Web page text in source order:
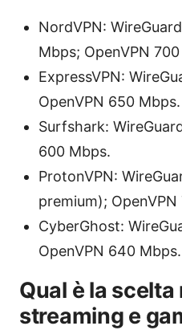
NordVPN:
Mbps; OpenVPN
ExpressVPN:
OpenVPN 650 Mbps.
Surfshark:
600 Mbps.
ProtonVPN:
premium);
CyberGhost:
OpenVPN 640 Mbps.
Qual è la
streaming e